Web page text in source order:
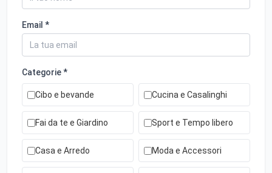
Email *
Categorie *
Cibo e bevande Cucina e Casalinghi
Fai da te e Giardino Sport e Tempo libero
Casa e Arredo Moda e Accessori